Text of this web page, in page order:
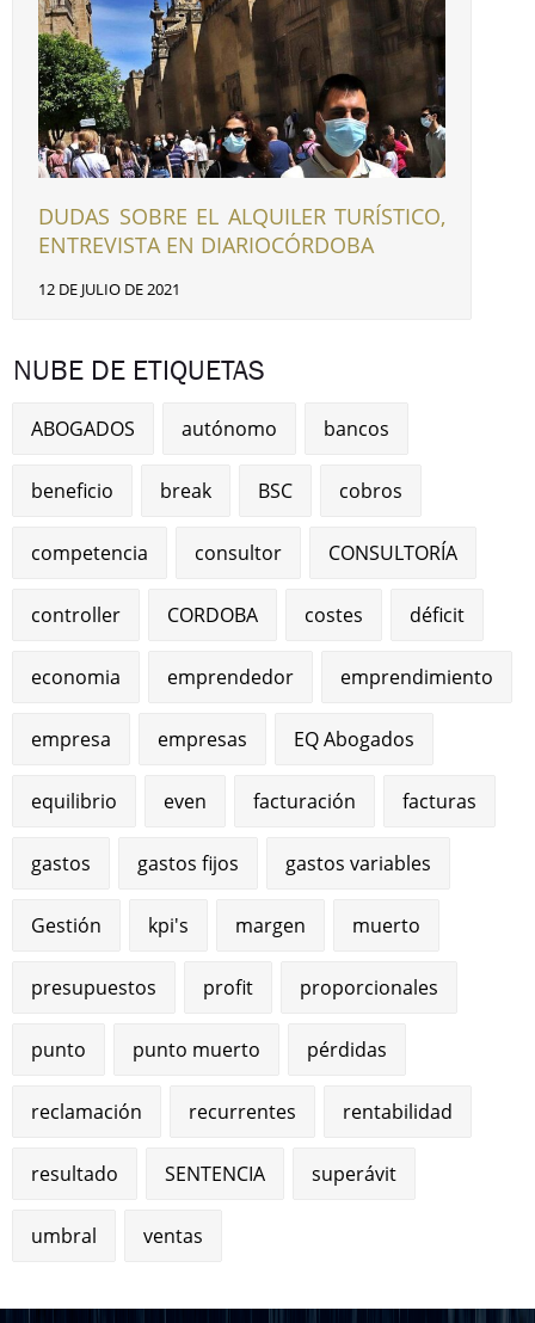
DUDAS SOBRE EL ALQUILER TURÍSTICO,
ENTREVISTA EN DIARIOCÓRDOBA
12 DE JULIO DE 2021
NUBE DE ETIQUETAS
ABOGADOS autónomo bancos
beneficio break BSC cobros
competencia consultor CONSULTORÍA
controller CORDOBA costes déficit
economia emprendedor emprendimiento
empresa empresas EQ Abogados
equilibrio even facturación facturas
gastos gastos fijos gastos variables
Gestión kpi's margen muerto
presupuestos profit proporcionales
punto punto muerto pérdidas
reclamación recurrentes rentabilidad
resultado SENTENCIA superávit
umbral ventas